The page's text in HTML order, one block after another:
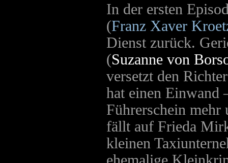
In der ersten
(Franz Xaver
Dienst zurück.
(Suzanne von
versetzt den
hat einen Einwand
Führerschein mehr
fällt auf Frieda
kleinen